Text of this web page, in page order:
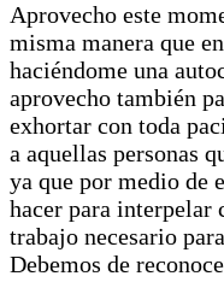
Aprovecho este
misma manera que
haciéndome una
aprovecho también
exhortar con toda
a aquellas personas
ya que por medio de
hacer para interpelar
trabajo necesario
Debemos de